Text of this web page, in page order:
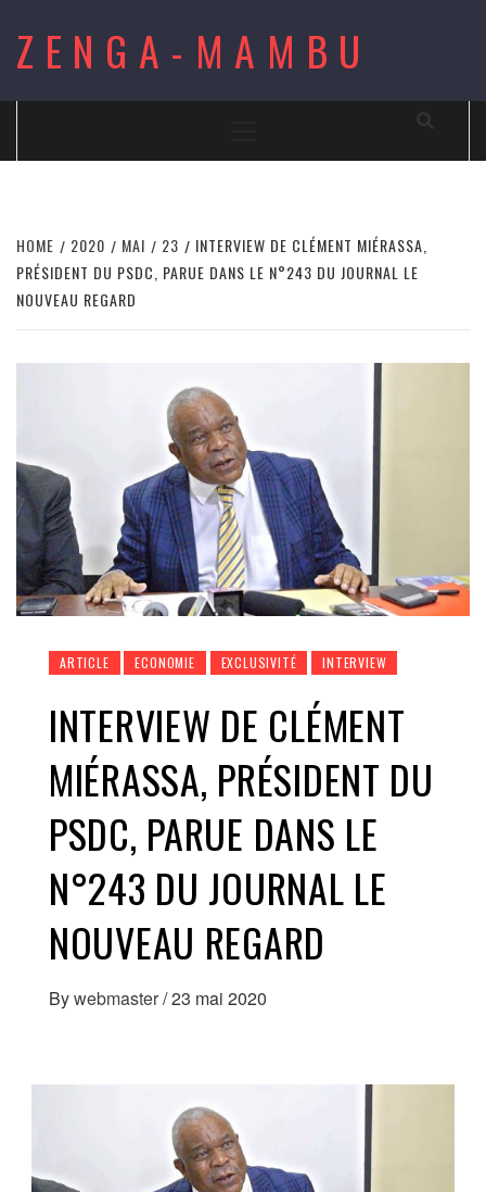
content
ZENGA-MAMBU
HOME 2020 MAI 23
INTERVIEW DE CLÉMENT MIÉRASSA,
PRÉSIDENT DU PSDC, PARUE DANS LE N°243 DU JOURNAL LE
NOUVEAU REGARD
ARTICLE ECONOMIE EXCLUSIVITÉ INTERVIEW
INTERVIEW DE CLÉMENT
MIÉRASSA, PRÉSIDENT DU
PSDC, PARUE DANS LE
N°243 DU JOURNAL LE
NOUVEAU REGARD
Bywebmaster/23 mai 2020